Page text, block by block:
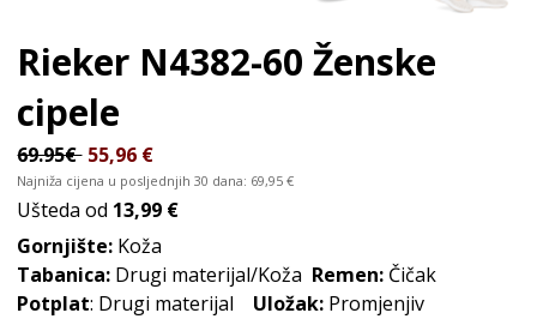
Rieker N4382-60Ženske
cipele
69.95€ 55,96 €
Najniža cijena u posljednjih 30 dana: 69,95€
Ušteda od 13,99 €
Gornjište: Koža
Tabanica: Drugi materijal/Koža Remen: Čičak
Potplat: Drugi materijal Uložak: Promjenjiv